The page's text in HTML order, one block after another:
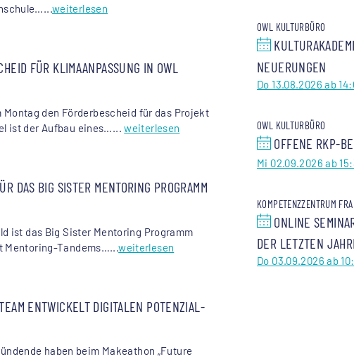
weiterlesen
FÜR KLIMAANPASSUNG IN OWL
den Förderbescheid für das Projekt
ist der Aufbau eines…...weiterlesen
DAS BIG SISTER MENTORING PROGRAMM
ist das Big Sister Mentoring Programm
Mentoring-Tandems…...weiterlesen
ENTWICKELT DIGITALEN POTENZIAL-
haben beim Makeathon „Future
OWL KULTURBÜRO
NEUERUNGEN
Do 13.08.2026 ab
OWL KULTURBÜRO
OFFENE RKP-
Mi 02.09.2026 ab
KOMPETENZZENTRUM
ONLINE
DER LETZTEN
Do 03.09.2026 ab